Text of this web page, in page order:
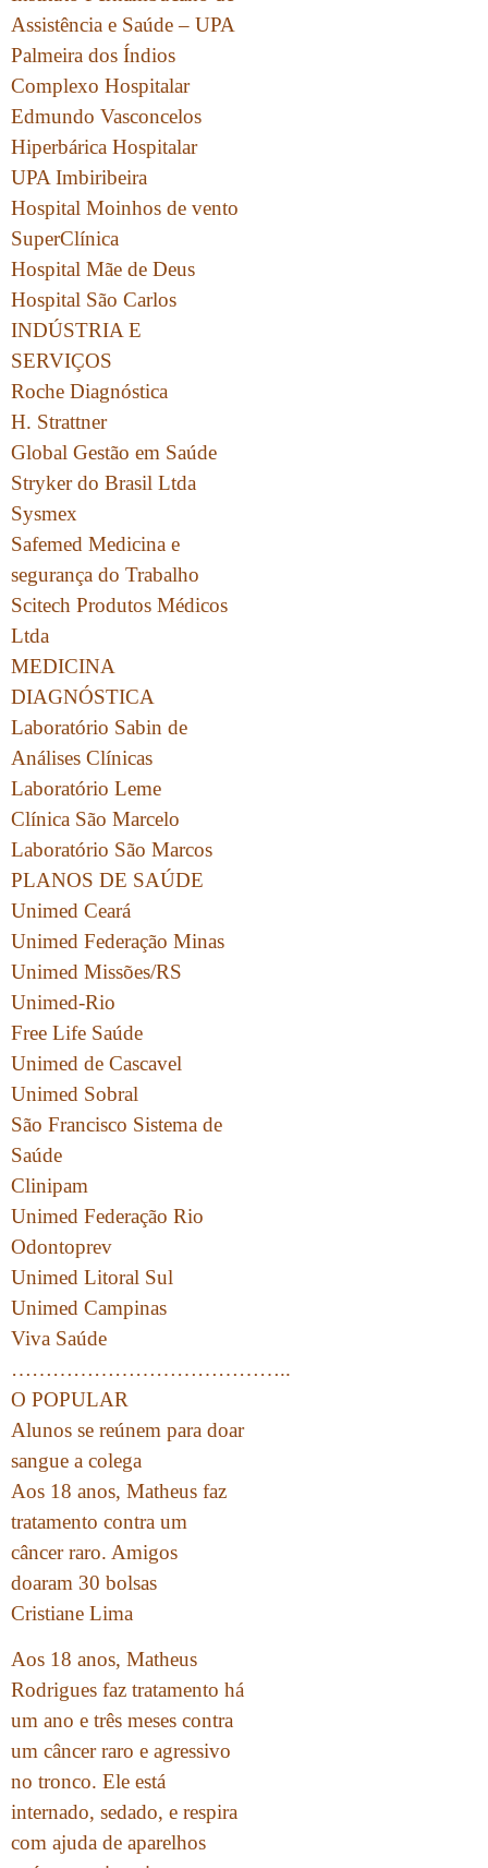
Assistência e Saúde – UPA
Palmeira dos Índios
Complexo Hospitalar
Edmundo Vasconcelos
Hiperbárica Hospitalar
UPA Imbiribeira
Hospital Moinhos de vento
SuperClínica
Hospital Mãe de Deus
Hospital São Carlos
INDÚSTRIA E
SERVIÇOS
Roche Diagnóstica
H. Strattner
Global Gestão em Saúde
Stryker do Brasil Ltda
Sysmex
Safemed Medicina e
segurança do Trabalho
Scitech Produtos Médicos
Ltda
MEDICINA
DIAGNÓSTICA
Laboratório Sabin de
Análises Clínicas
Laboratório Leme
Clínica São Marcelo
Laboratório São Marcos
PLANOS DE SAÚDE
Unimed Ceará
Unimed Federação Minas
Unimed Missões/RS
Unimed-Rio
Free Life Saúde
Unimed de Cascavel
Unimed Sobral
São Francisco Sistema de
Saúde
Clinipam
Unimed Federação Rio
Odontoprev
Unimed Litoral Sul
Unimed Campinas
Viva Saúde
…………………………………..
O POPULAR
Alunos se reúnem para doar
sangue a colega
Aos 18 anos, Matheus faz
tratamento contra um
câncer raro. Amigos
doaram 30 bolsas
Cristiane Lima
Aos 18 anos, Matheus
Rodrigues faz tratamento há
um ano e três meses contra
um câncer raro e agressivo
no tronco. Ele está
internado, sedado, e respira
com ajuda de aparelhos